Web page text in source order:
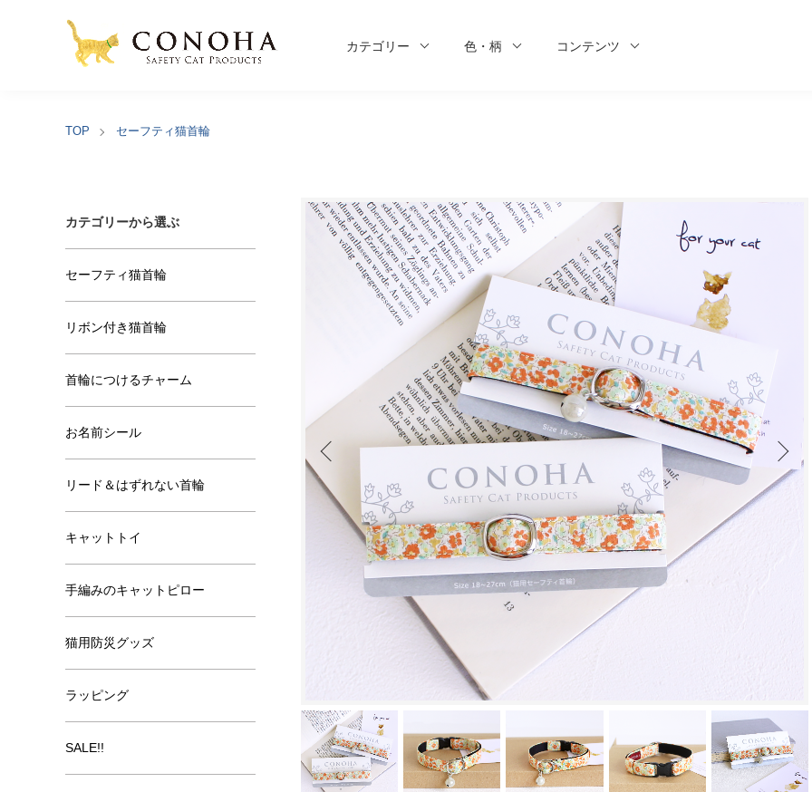
カテゴリー 色・柄 コンテンツ
TOP セーフティ猫首輪
カテゴリーから選ぶ
セーフティ猫首輪
リボン付き猫首輪
首輪につけるチャーム
お名前シール
リード＆はずれない首輪
キャットトイ
手編みのキャットピロー
猫用防災グッズ
ラッピング
SALE!!